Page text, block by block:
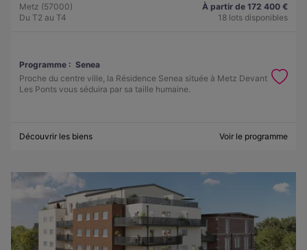
Metz (57000)
Du T2 au T4
À partir de 172 400 €
18 lots disponibles
Programme : Senea
Proche du centre ville, la Résidence Senea située à Metz Devant
Les Ponts vous séduira par sa taille humaine.
Découvrir les biens Voir le programme